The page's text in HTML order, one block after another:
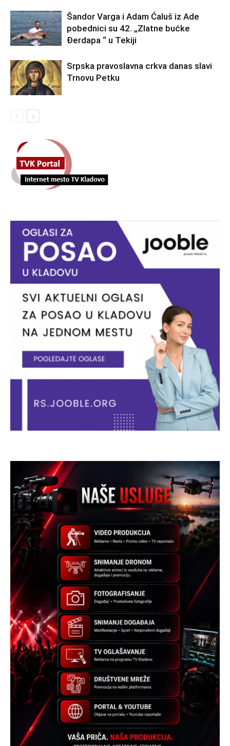
Šandor Varga i Adam Ćaluš iz Ade
pobednici su 42. „Zlatne bućke
Đerdapa “ u Tekiji
Srpska pravoslavna crkva danas slavi
Trnovu Petku